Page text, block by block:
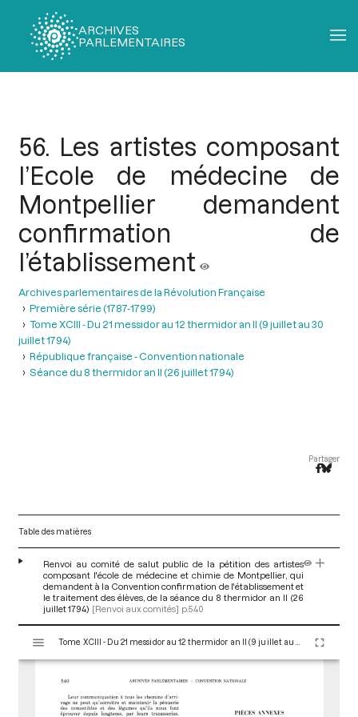
ARCHIVES
PARLEMENTAIRES
56. Les artistes composant
l’Ecole de médecine de
Montpellier demandent
confirmation de
l’établissement
Archives parlementaires de la Révolution Française
Première série (1787-1799)
Tome XCIII - Du 21 messidor au 12 thermidor an II (9 juillet au 30
juillet 1794)
République française - Convention nationale
Séance du 8 thermidor an II (26 juillet 1794)
Partager
Table des matières
Renvoi au comité de salut public de la pétition des artistes
composant l'école de médecine et chimie de Montpellier, qui
demandent à la Convention confirmation de l'établissement et
le traitement des élèves, de la séance du 8 thermidor an II (26
juillet 1794) [Renvoi aux comités] p.540
s